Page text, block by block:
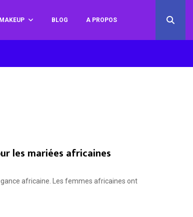
BLOG A PROPOS
les mariées africaines
africaine. Les femmes africaines ont